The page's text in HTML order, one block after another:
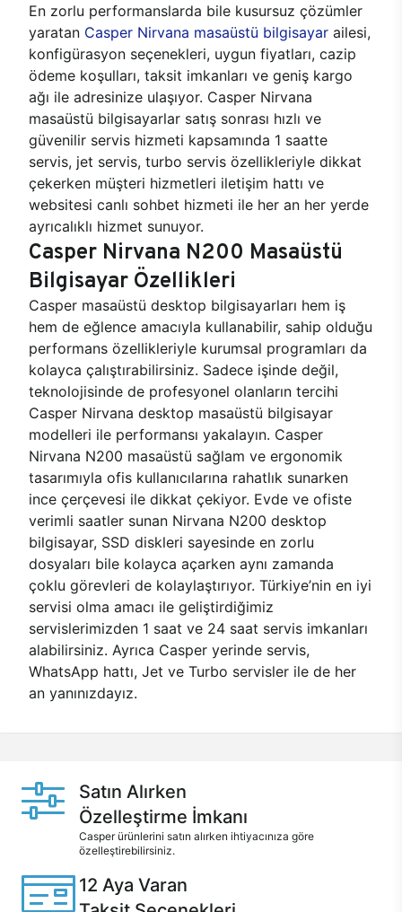
En zorlu performanslarda bile kusursuz çözümler
yaratan Casper Nirvana masaüstü bilgisayar ailesi,
konfigürasyon seçenekleri, uygun fiyatları, cazip
ödeme koşulları, taksit imkanları ve geniş kargo
ağı ile adresinize ulaşıyor. Casper Nirvana
masaüstü bilgisayarlar satış sonrası hızlı ve
güvenilir servis hizmeti kapsamında 1 saatte
servis, jet servis, turbo servis özellikleriyle dikkat
çekerken müşteri hizmetleri iletişim hattı ve
websitesi canlı sohbet hizmeti ile her an her yerde
ayrıcalıklı hizmet sunuyor.
Casper Nirvana N200 Masaüstü
Bilgisayar Özellikleri
Casper masaüstü desktop bilgisayarları hem iş
hem de eğlence amacıyla kullanabilir, sahip olduğu
performans özellikleriyle kurumsal programları da
kolayca çalıştırabilirsiniz. Sadece işinde değil,
teknolojisinde de profesyonel olanların tercihi
Casper Nirvana desktop masaüstü bilgisayar
modelleri ile performansı yakalayın. Casper
Nirvana N200 masaüstü sağlam ve ergonomik
tasarımıyla ofis kullanıcılarına rahatlık sunarken
ince çerçevesi ile dikkat çekiyor. Evde ve ofiste
verimli saatler sunan Nirvana N200 desktop
bilgisayar, SSD diskleri sayesinde en zorlu
dosyaları bile kolayca açarken aynı zamanda
çoklu görevleri de kolaylaştırıyor. Türkiye’nin en iyi
servisi olma amacı ile geliştirdiğimiz
servislerimizden 1 saat ve 24 saat servis imkanları
alabilirsiniz. Ayrıca Casper yerinde servis,
WhatsApp hattı, Jet ve Turbo servisler ile de her
an yanınızdayız.
Satın Alırken
Özelleştirme İmkanı
Casper ürünlerini satın alırken ihtiyacınıza göre
özelleştirebilirsiniz.
12 Aya Varan